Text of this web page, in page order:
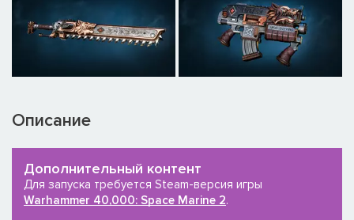
Описание
Дополнительный контент
Для запуска требуется Steam-версия игры
Warhammer 40,000: Space Marine 2.